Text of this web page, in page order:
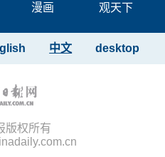
漫画 观天下
desktop
中文
版权所有